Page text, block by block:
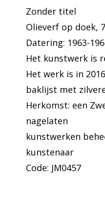
Zonder titel
Olieverf op doek,
Datering: 1963-
Het kunstwerk is
Het werk is in
baklijst met
Herkomst: een
nagelaten
kunstwerken
kunstenaar
Code: JM0457